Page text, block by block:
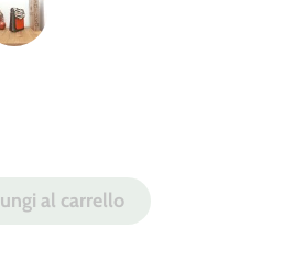
al carrello